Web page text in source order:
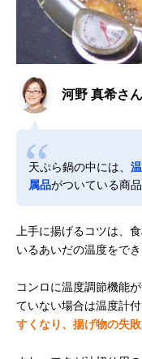
河野 真希さん
天ぷら鍋の中には、
属品がついている商品
上手に揚げるコツは、
いるあいだの温度をで
コンロに温度調節機能
ていない場合は温度計
すくなり、揚げ物の失敗